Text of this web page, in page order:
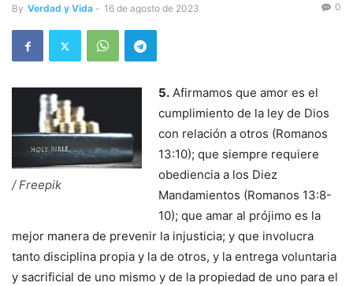
By Verdad y Vida - 16 de agosto de 2023 0
/ Freepik
5. Afirmamos que amor es el
cumplimiento de la ley de Dios
con relación a otros (Romanos
13:10); que siempre requiere
obediencia a los Diez
Mandamientos (Romanos 13:8-
10); que amar al prójimo es la
mejor manera de prevenir la injusticia; y que involucra
tanto disciplina propia y la de otros, y la entrega voluntaria
y sacrificial de uno mismo y de la propiedad de uno para el